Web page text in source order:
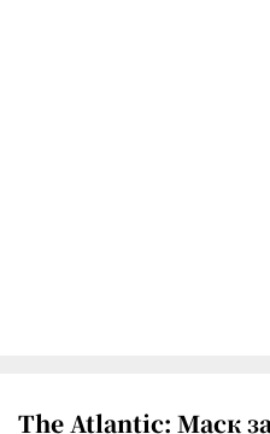
The Atlantic: Маск